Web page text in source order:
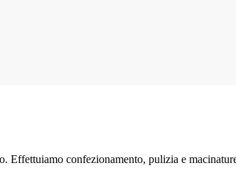
Effettuiamo confezionamento, pulizia e